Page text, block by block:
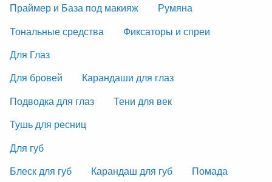
Праймер и База под макияж
Румяна
Тональные средства
Фиксаторы и спреи
Для Глаз
Для бровей
Карандаши для глаз
Подводка для глаз
Тени для век
Тушь для ресниц
Для губ
Блеск для губ
Карандаш для губ
Помада